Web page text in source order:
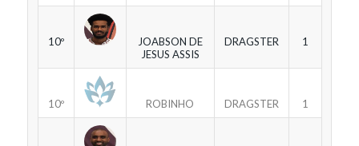
10º
JOABSON DE
JESUS ASSIS
DRAGSTER 1
10º ROBINHO DRAGSTER 1